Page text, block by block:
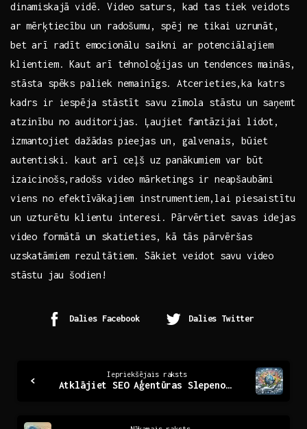
dinamiskajā vidē. Video⁢ saturs, kad ⁣tas⁣ tiek veidots
⁤ar mērķtiecību un radošumu, spēj ne ‌tikai uzrunāt,
bet arī radīt emocionālu saikni⁢ ar⁤ potenciālajiem
klientiem. Kaut arī tehnoloģijas un tendences mainās,
stāsta spēks paliek nemainīgs. Atcerieties,ka katrs
kadrs ir iespēja stāstīt savu zīmola stāstu un saņemt
atzinību no auditorijas. Ļaujiet fantāzijai lidot,
izmantojiet dažādas pieejas⁢ un, galvenais, būiet
autentiski. kaut arī ceļš uz panākumiem var būt
izaicinošs,radošs video mārketings ir neapšaubāmi
viens no efektīvākajiem instrumentiem,lai piesaistītu
un uzturētu klientu interesi. Pārvērtiet savas idejas
⁢video formātā un skatieties, kā⁤ tās pārvēršas‌
uzskatāmiem rezultātiem. Sākiet veidot savu video
⁣stāstu ‌jau šodien!
Dalies Facebook Dalies Twitter
Reading
Iepriekšējais raksts
Atklājiet SEO Aģentūras Slepenos ieročus Jūsu Panākumiem